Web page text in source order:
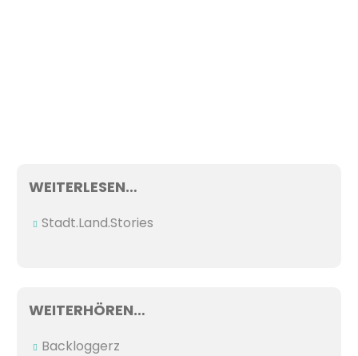
WEITERLESEN…
Stadt.Land.Stories
WEITERHÖREN…
Backloggerz